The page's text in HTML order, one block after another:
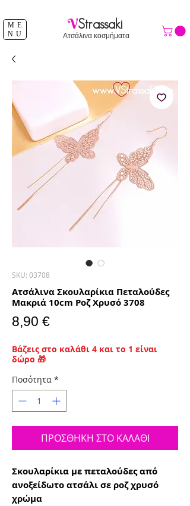
ME
NU
VStrassaki
Ατσάλινα κοσμήματα
SKU: 03708
Ατσάλινα Σκουλαρίκια Πεταλούδες
Μακριά 10cm Ροζ Χρυσό 3708
8,90 €Τιμή
Βάζεις στο καλάθι 4 και το 1 είναι
δώρο 🎁
Ποσότητα *
ΠΡΟΣΘΗΚΗ ΣΤΟ ΚΑΛΑΘΙ
Σκουλαρίκια με πεταλούδες από
ανοξείδωτο ατσάλι σε ροζ χρυσό
χρώμα